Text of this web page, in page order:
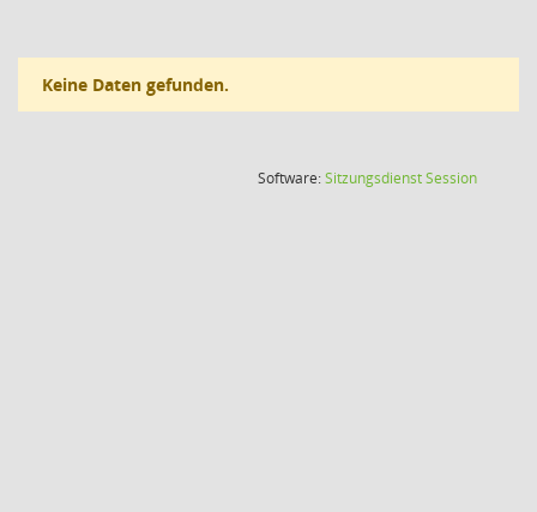
Keine Daten gefunden.
Software:SitzungsdienstSession(Wird in